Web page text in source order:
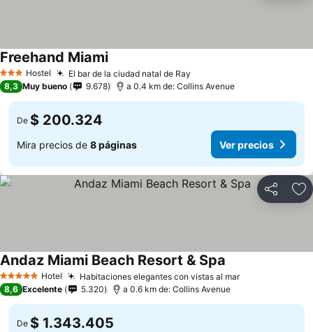
3 EstrellasHostel El bar de la ciudad natal de Ray
Freehand Miami
8,3 Muy bueno 9.678 a 0.4 km de: Collins Avenue
De $ 200.324
Mira precios de 8 páginas Ver precios
Compartir
5 Estrellas Hotel Habitaciones elegantes con vistas al mar
Andaz Miami Beach Resort & Spa
8,6 Excelente 5.320 a 0.6 km de: Collins Avenue
De $ 1.343.405